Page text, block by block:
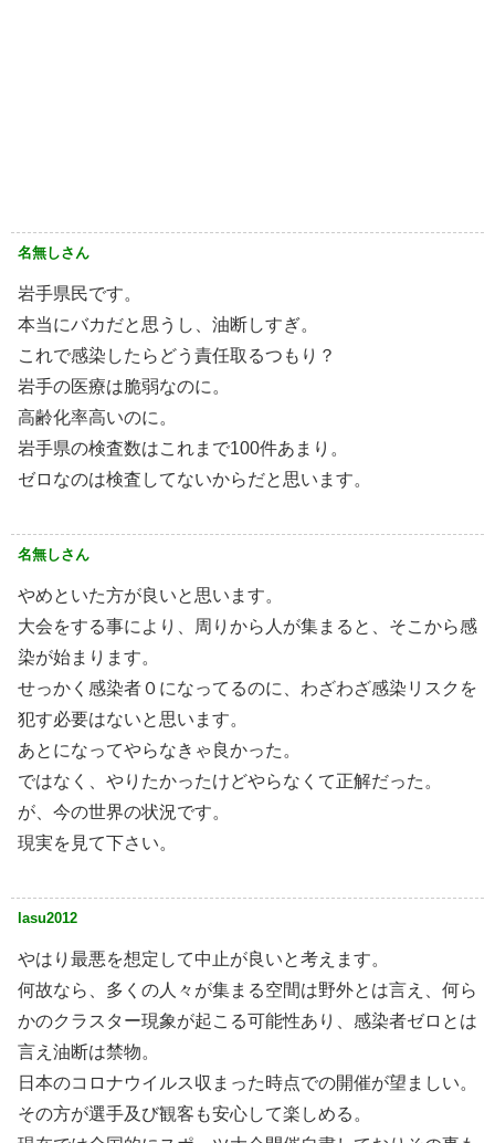
名無しさん
岩手県民です。
本当にバカだと思うし、油断しすぎ。
これで感染したらどう責任取るつもり？
岩手の医療は脆弱なのに。
高齢化率高いのに。
岩手県の検査数はこれまで100件あまり。
ゼロなのは検査してないからだと思います。
名無しさん
やめといた方が良いと思います。
大会をする事により、周りから人が集まると、そこから感
染が始まります。
せっかく感染者０になってるのに、わざわざ感染リスクを
犯す必要はないと思います。
あとになってやらなきゃ良かった。
ではなく、やりたかったけどやらなくて正解だった。
が、今の世界の状況です。
現実を見て下さい。
lasu2012
やはり最悪を想定して中止が良いと考えます。
何故なら、多くの人々が集まる空間は野外とは言え、何ら
かのクラスター現象が起こる可能性あり、感染者ゼロとは
言え油断は禁物。
日本のコロナウイルス収まった時点での開催が望ましい。
その方が選手及び観客も安心して楽しめる。